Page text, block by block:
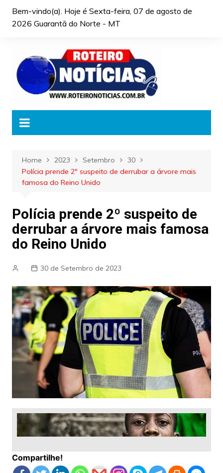
Bem-vindo(a). Hoje é Sexta-feira, 07 de agosto de
2026 Guarantã do Norte - MT
Home 2023 Setembro
30
Polícia prende 2º suspeito de derrubar a árvore mais
famosa do Reino Unido
Polícia prende 2º suspeito de
derrubar a árvore mais famosa
do Reino Unido
30 de Setembro de 2023
Compartilhe!